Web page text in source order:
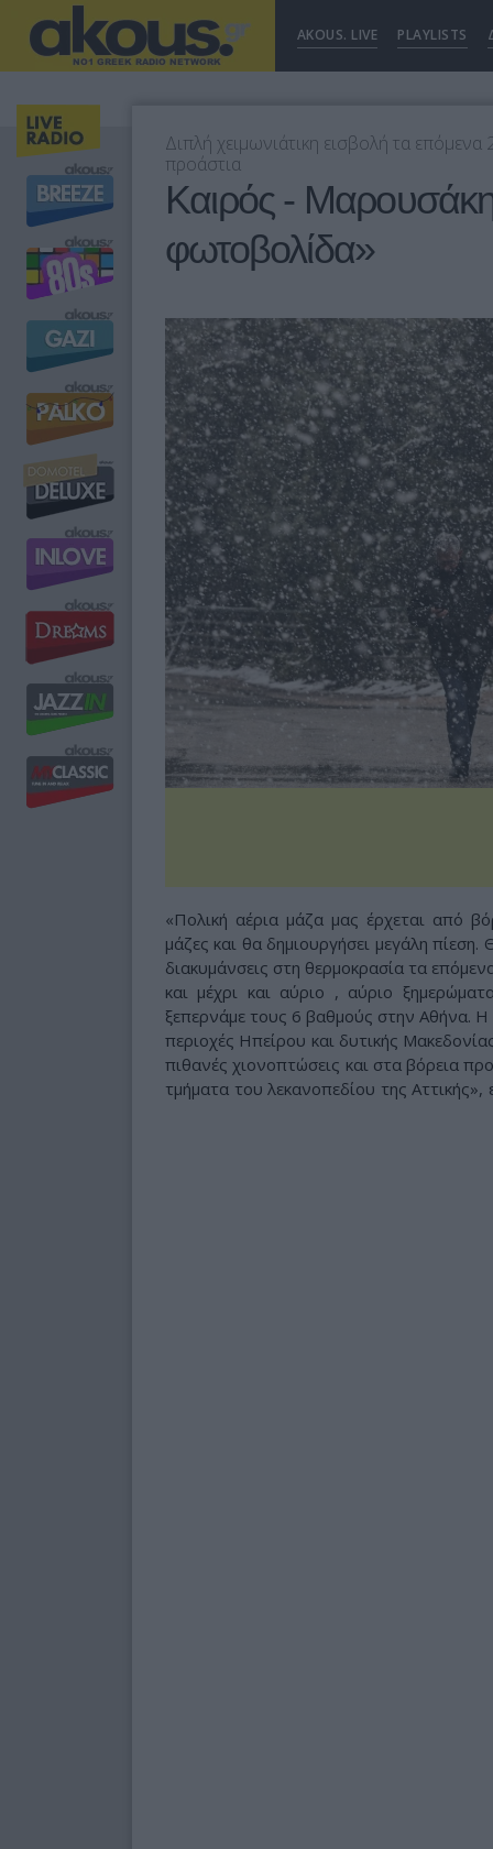
AKOUS. LIVE PLAYLISTS
Διπλή χειμωνιάτικη εισβολή τα
προάστια
Καιρός -
φωτοβολίδα»
«Πολική αέρια μάζα μας έρχεται από
μάζες και θα δημιουργήσει μεγάλη
διακυμάνσεις στη θερμοκρασία τα
και μέχρι και αύριο , αύριο
ξεπερνάμε τους 6 βαθμούς στην Αθήνα. Η
περιοχές Ηπείρου και δυτικής
πιθανές χιονοπτώσεις και στα βόρεια
τμήματα του λεκανοπεδίου της Αττικής»,